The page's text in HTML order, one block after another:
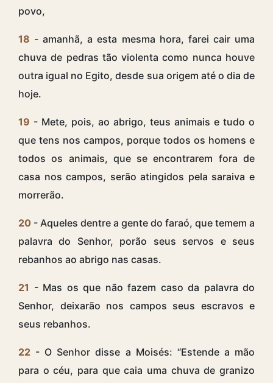
povo,
18 - amanhã, a esta mesma hora, farei cair uma
chuva de pedras tão violenta como nunca houve
outra igual no Egito, desde sua origem até o dia de
hoje.
19 - Mete, pois, ao abrigo, teus animais e tudo o
que tens nos campos, porque todos os homens e
todos os animais, que se encontrarem fora de
casa nos campos, serão atingidos pela saraiva e
morrerão.
20 - Aqueles dentre a gente do faraó, que temem a
palavra do Senhor, porão seus servos e seus
rebanhos ao abrigo nas casas.
21 - Mas os que não fazem caso da palavra do
Senhor, deixarão nos campos seus escravos e
seus rebanhos.
22 - O Senhor disse a Moisés: “Estende a mão
para o céu, para que caia uma chuva de granizo